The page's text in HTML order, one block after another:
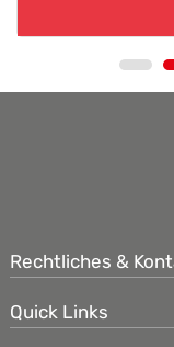
Rechtliches &
Quick Links